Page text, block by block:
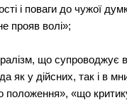
і поваги до чужої
прояв волі»;
що
як у дійсних, так і в
положення», «що